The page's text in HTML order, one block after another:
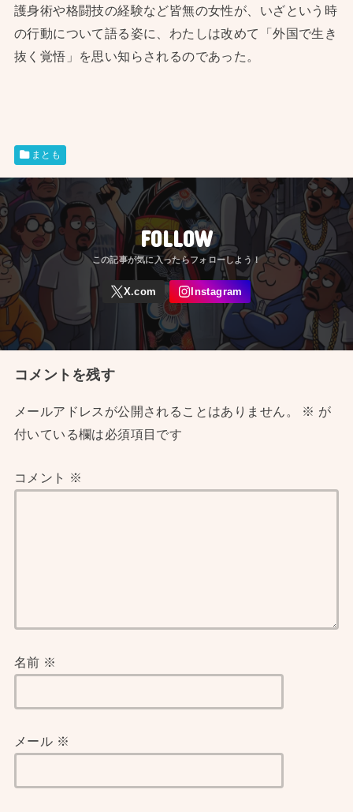
護身術や格闘技の経験など皆無の女性が、いざという時
の行動について語る姿に、わたしは改めて「外国で生き
抜く覚悟」を思い知らされるのであった。
まとも
FOLLOW
コメントを残す
メールアドレスが公開されることはありません。 ※ が
付いている欄は必須項目です
コメント ※
名前 ※
メール ※